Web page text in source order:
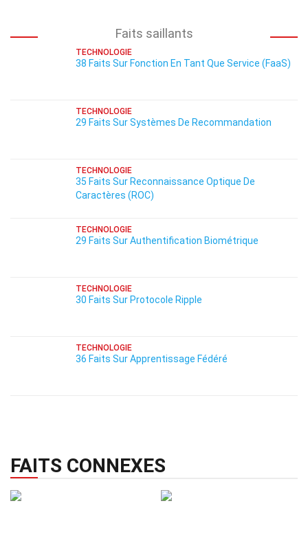
Faits saillants
TECHNOLOGIE
38 Faits Sur Fonction En Tant Que Service (FaaS)
TECHNOLOGIE
29 Faits Sur Systèmes De Recommandation
TECHNOLOGIE
35 Faits Sur Reconnaissance Optique De
Caractères (ROC)
TECHNOLOGIE
29 Faits Sur Authentification Biométrique
TECHNOLOGIE
30 Faits Sur Protocole Ripple
TECHNOLOGIE
36 Faits Sur Apprentissage Fédéré
FAITS CONNEXES